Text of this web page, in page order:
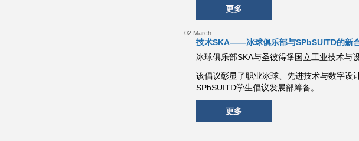
更多
02 March
技术SKA——冰球俱乐部与SPbSUITD的新
冰球俱乐部SKA与圣彼得堡国立工业技术与
该倡议彰显了职业冰球、先进技术与数字设
SPbSUITD学生倡议发展部筹备。
更多